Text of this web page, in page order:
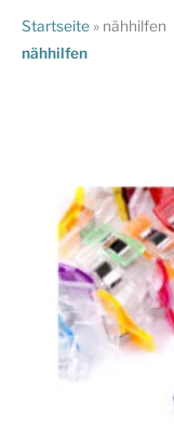
Startseite » nähhilfen
nähhilfen